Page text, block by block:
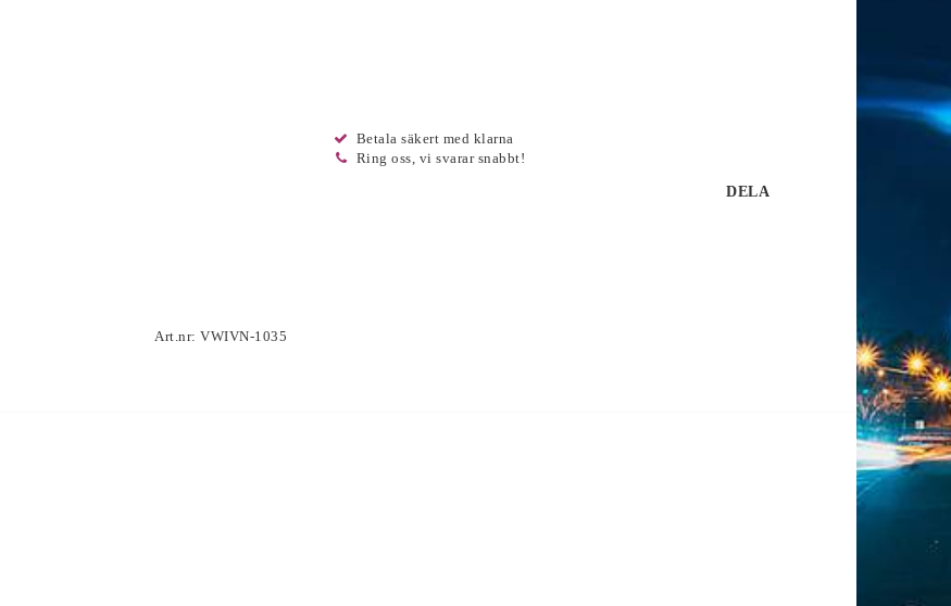
Betala säkert med klarna
Ring oss, vi svarar snabbt!
DELA
Art.nr: VWIVN-1035